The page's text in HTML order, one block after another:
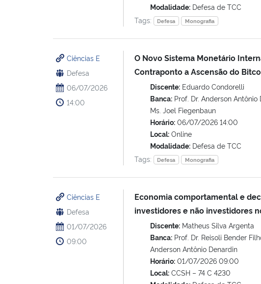
Modalidade:Defesa de TCC
Tags:
Defesa Monografia
Ciências E
Defesa
06/07/2026
14:00
O Novo Sistema Monetário
Contraponto a Ascensão do
Discente:Eduardo Condorelli
Banca:Prof. Dr. Anderson Antônio
Ms. Joel Fiegenbaun
Horário:06/07/2026 14:00
Local:Online
Modalidade:Defesa de TCC
Tags:
Defesa Monografia
Ciências E
Defesa
01/07/2026
09:00
Economia comportamental e
investidores e não investidores
Discente:Matheus Silva Argenta
Banca:Prof. Dr. Reisoli Bender
Anderson Antônio Denardin
Horário:01/07/2026 09:00
Local:CCSH – 74 C 4230